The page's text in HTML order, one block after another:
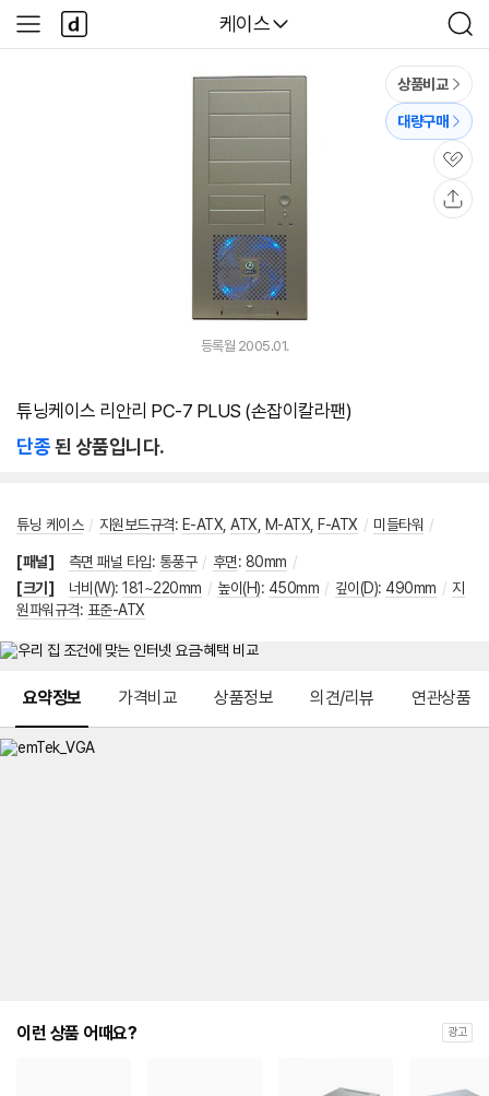
다나와
케이스
검
색
사
이
다
나
와
상품비교
대량구매
관
심
등록월 2005.01.
튜닝케이스 리안리 PC-7 PLUS (손잡이칼라팬)
단종된 상품입니다.
튜닝 케이스 / 지원보드규격: E-ATX ATX M-ATX F-ATX / 미들타워 /
[패널] 측면 패널 타입: 통풍구 / 후면: 80mm /
[크기]
너비(W): 181~220mm / 높이(H): 450mm / 깊이(D): 490mm / 지
원파워규격: 표준-ATX
요약정보 가격비교 상품정보 의견/리뷰 연관상품
이런 상품 어때요? 광고